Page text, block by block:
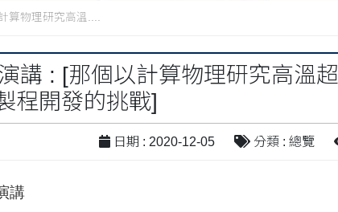
算物理研究高溫....
講 : [那個以計算物理研究高溫
程開發的挑戰]
日期 : 2020-12-05 分類 : 總覽
講